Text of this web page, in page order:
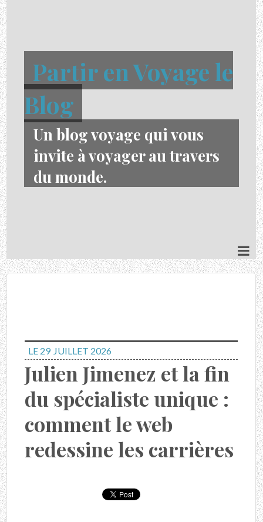
Partir en Voyage le
Blog
Un blog voyage qui vous
invite à voyager au travers
du monde.
LE 29 JUILLET 2026
Julien Jimenez et la fin
du spécialiste unique :
comment le web
redessine les carrières